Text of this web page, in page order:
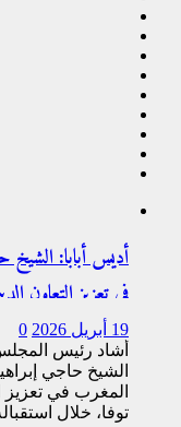
أديس أبابا: الشيخ
في تعزيز التعاون
19 أبريل 2026
0
أشاد رئيس
الشيخ حاجي
المغرب في تعزيز
توفا، خلال